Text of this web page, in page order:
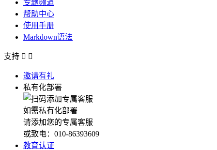
专题频道
帮助中心
使用手册
Markdown语法
支持  
邀请有礼
私有化部署
如需私有化部署
请添加您的专属客服
或致电：010-86393609
教育认证